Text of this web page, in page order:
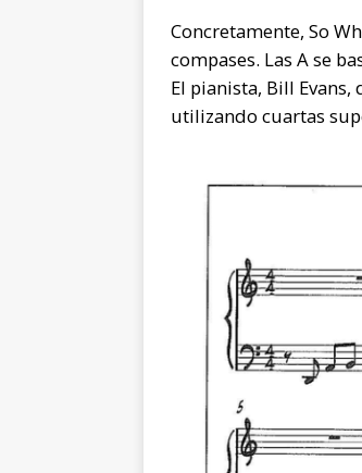
Concretamente, So
compases. Las A se
El pianista, Bill
utilizando cuartas